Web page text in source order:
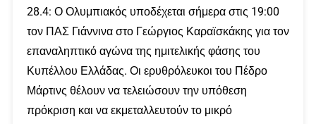
28.4: Ο Ολυμπιακός υποδέχεται σήμερα στις 19:00
τον ΠΑΣ Γιάννινα στο Γεώργιος Καραϊσκάκης για τον
επαναληπτικό αγώνα της ημιτελικής φάσης του
Κυπέλλου Ελλάδας. Οι ερυθρόλευκοι του Πέδρο
Μάρτινς θέλουν να τελειώσουν την υπόθεση
πρόκριση και να εκμεταλλευτούν το μικρό